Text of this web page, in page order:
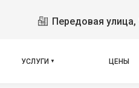
Передовая улица,
УСЛУГИ ЦЕНЫ